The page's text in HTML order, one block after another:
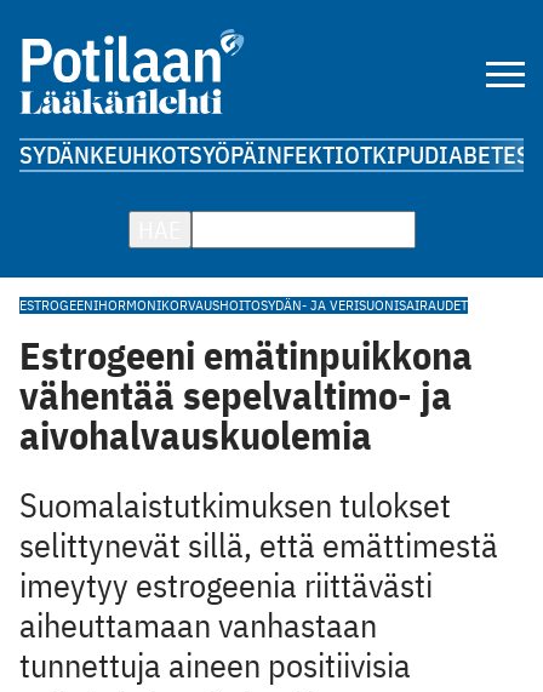
SYDÄNKEUHKOTSYÖPÄINFEKTIOTKIPUDIABETES
ESTROGEENIHORMONIKORVAUSHOITOSYDÄN- JA VERISUONISAIRAUDET
Estrogeeni emätinpuikkona
vähentää sepelvaltimo- ja
aivohalvauskuolemia
Suomalaistutkimuksen tulokset
selittynevät sillä, että emättimestä
imeytyy estrogeenia riittävästi
aiheuttamaan vanhastaan
tunnettuja aineen positiivisia